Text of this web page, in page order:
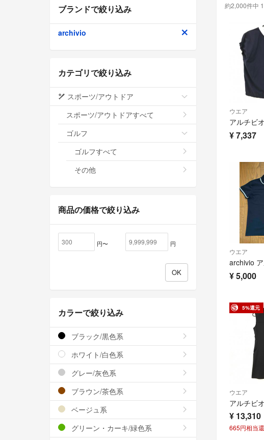
約2,000件中
ウエア
¥7,337
ウエア
¥5,000
5%還元
ウエア
¥ 13,310
665円相当
ブランドで絞り込み
archivio
カテゴリで絞り込み
スポーツ/アウトドア
スポーツ/アウトドアすべて
ゴルフ
ゴルフすべて
その他
商品の価格で絞り込み
円〜 円
カラーで絞り込み
ブラック/黒色系
ホワイト/白色系
グレー/灰色系
ブラウン/茶色系
ベージュ系
グリーン・カーキ/緑色系